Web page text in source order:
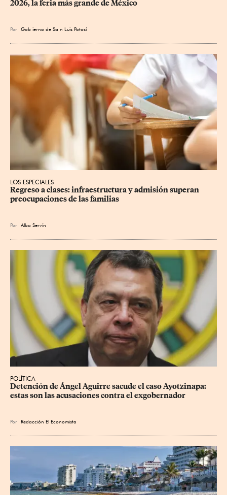
2026, la feria más grande de México
Por Gob ierno de Sa n Luis Potosí
LOS ESPECIALES
Regreso a clases: infraestructura y admisión superan
preocupaciones de las familias
Por Alba Servín
POLÍTICA
Detención de Ángel Aguirre sacude el caso Ayotzinapa:
estas son las acusaciones contra el exgobernador
Por Redacción El Economista